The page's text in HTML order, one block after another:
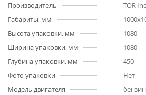
Производитель
TOR
Габариты, мм
Высота упаковки, мм
1080
Ширина упаковки, мм
1080
Глубина упаковки, мм
450
Фото упаковки
Нет
Модель двигателя